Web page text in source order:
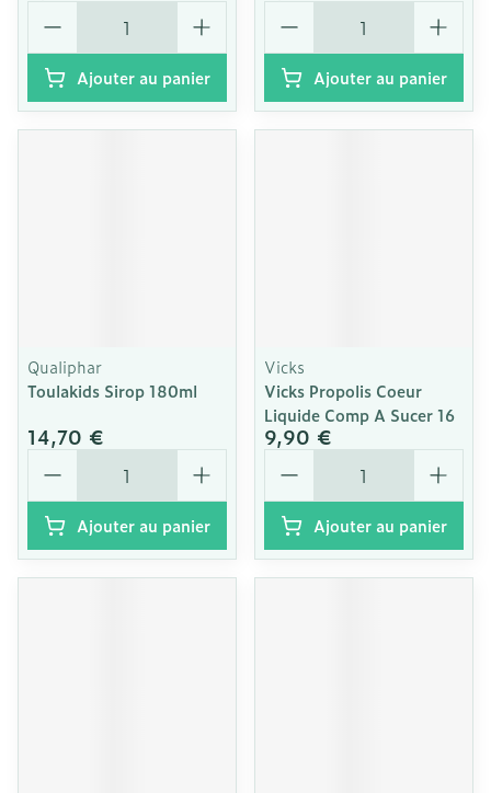
Quantité
Ajouter au panier
Quantité
Ajouter au panier
Qualiphar
Toulakids Sirop 180ml
14,70 €
Quantité
Ajouter au panier
Vicks
Vicks Propolis Coeur
Liquide Comp A Sucer 16
9,90 €
Quantité
Ajouter au panier